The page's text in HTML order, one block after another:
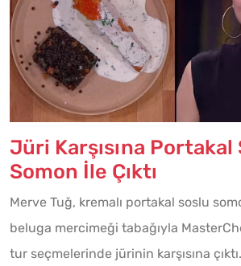
Jüri Karşısına Portakal
Somon İle Çıktı
Merve Tuğ, kremalı portakal soslu
beluga mercimeği tabağıyla
tur seçmelerinde jürinin karşısına